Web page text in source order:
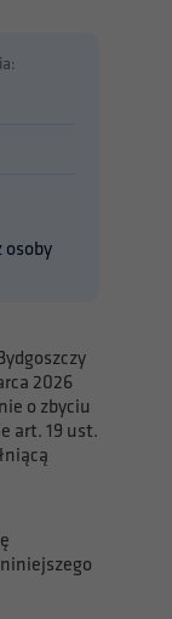
2026
o zbyciu
art. 19 ust.